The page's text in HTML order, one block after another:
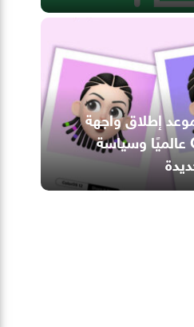
إطلاق واجهة
ColorOS 12 عالميًا وسياسة